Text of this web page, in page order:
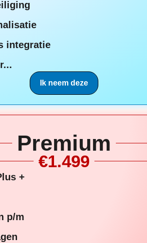
integratie
Ik neem deze
Premium
€1.499
+
p/m